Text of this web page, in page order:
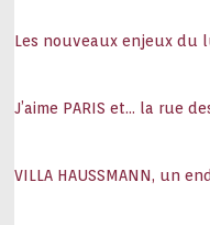
Les nouveaux enjeux du
J’aime PARIS et… la rue
VILLA HAUSSMANN, un